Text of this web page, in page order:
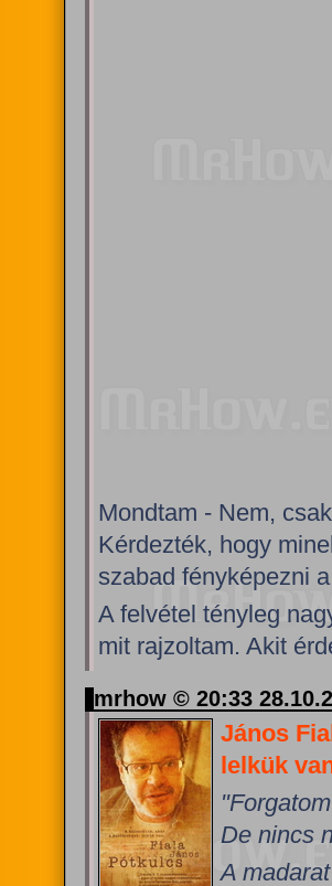
Mondtam - Nem,
Kérdezték, hogy
szabad fényképezni
A felvétel tényleg
mit rajzoltam. Akit
mrhow © 20:33
János
lelkük
De nincs
A